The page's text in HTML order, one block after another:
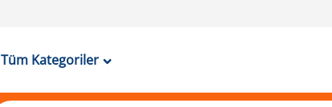
Tüm Kategoriler